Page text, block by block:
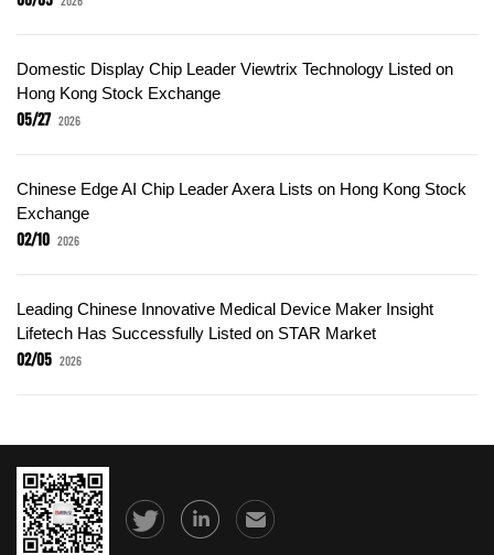
Domestic Display Chip Leader Viewtrix Technology Listed on
Hong Kong Stock Exchange
05/27 2026
Chinese Edge AI Chip Leader Axera Lists on Hong Kong Stock
Exchange
02/10 2026
Leading Chinese Innovative Medical Device Maker Insight
Lifetech Has Successfully Listed on STAR Market
02/05 2026